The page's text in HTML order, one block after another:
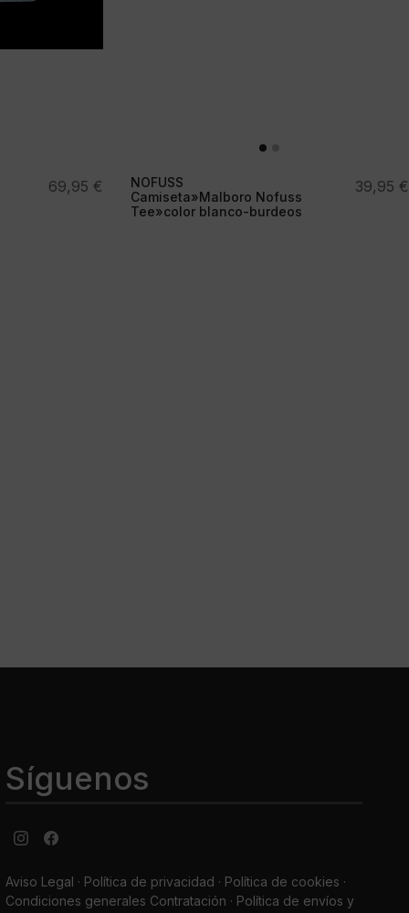
69,95 €
NOFUSS
Camiseta»Malboro Nofuss
Tee»color blanco-burdeos
39,95 €
Síguenos
Aviso Legal · Política de privacidad · Política de cookies ·
Condiciones generales Contratación · Política de envíos y